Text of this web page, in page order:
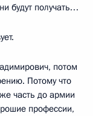
будут получать…
потом
Потому что
часть до армии
профессии,